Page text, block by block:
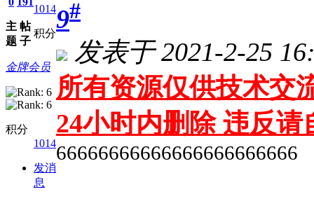
主
题
帖
子
1014
积分
金牌会员
积分
1014
发消
息
9#
发表于 2021-2-25
所有资源仅供技术交
24小时内删除 违反
66666666666666666666666